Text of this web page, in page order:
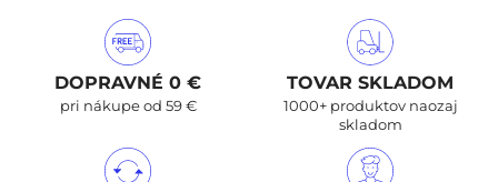
DOPRAVNÉ 0 €
pri nákupe od 59 €
TOVAR SKLADOM
1000+ produktov naozaj
skladom